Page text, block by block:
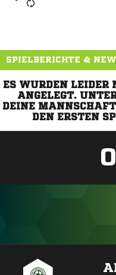
SPIELBERICHTE &
ES WURDEN LEIDER
ANGELEGT.
DEINE
DEN ERSTEN
0